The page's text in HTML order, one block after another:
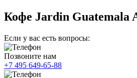
Кофе Jardin Guatemala
Если у вас есть вопросы:
Позвоните нам
+7 495 649-65-88